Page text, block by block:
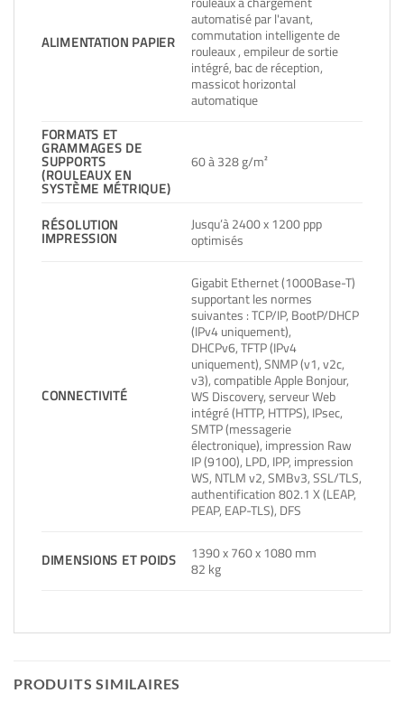
ALIMENTATION PAPIER
automatisé par l'avant,
commutation intelligente de
rouleaux , empileur de sortie
intégré, bac de réception,
massicot horizontal
automatique
FORMATS ET
GRAMMAGES DE
SUPPORTS
(ROULEAUX EN
SYSTÈME MÉTRIQUE)
60 à 328 g/m²
RÉSOLUTION
IMPRESSION
Jusqu’à 2400 x 1200 ppp
optimisés
CONNECTIVITÉ
Gigabit Ethernet (1000Base-T)
supportant les normes
suivantes : TCP/IP, BootP/DHCP
(IPv4 uniquement),
DHCPv6, TFTP (IPv4
uniquement), SNMP (v1, v2c,
v3), compatible Apple Bonjour,
WS Discovery, serveur Web
intégré (HTTP, HTTPS), IPsec,
SMTP (messagerie
électronique), impression Raw
IP (9100), LPD, IPP, impression
WS, NTLM v2, SMBv3, SSL/TLS,
authentification 802.1 X (LEAP,
PEAP, EAP-TLS), DFS
DIMENSIONS ET POIDS
1390 x 760 x 1080 mm
82 kg
PRODUITS SIMILAIRES